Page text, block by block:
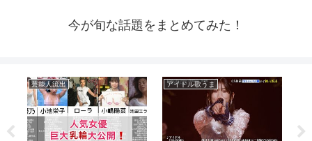
今が旬な話題をまとめてみた！
芸能人流出 アイドル歌うま